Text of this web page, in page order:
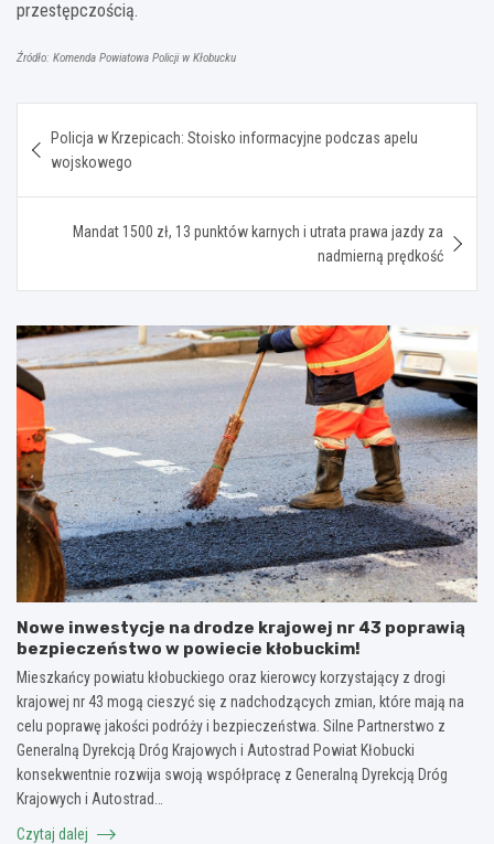
przestępczością.
Źródło: Komenda Powiatowa Policji w Kłobucku
wpisu
Policja w Krzepicach: Stoisko informacyjne podczas apelu
wojskowego
Mandat 1500 zł, 13 punktów karnych i utrata prawa jazdy za
nadmierną prędkość
Nowe inwestycje na drodze krajowej nr 43 poprawią
bezpieczeństwo w powiecie kłobuckim!
Mieszkańcy powiatu kłobuckiego oraz kierowcy korzystający z drogi
krajowej nr 43 mogą cieszyć się z nadchodzących zmian, które mają na
celu poprawę jakości podróży i bezpieczeństwa. Silne Partnerstwo z
Generalną Dyrekcją Dróg Krajowych i Autostrad Powiat Kłobucki
konsekwentnie rozwija swoją współpracę z Generalną Dyrekcją Dróg
Krajowych i Autostrad…
Czytaj dalej